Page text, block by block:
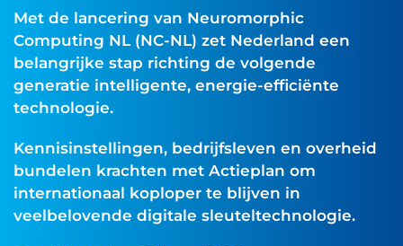
Met de lancering van Neuromorphic
Computing NL (NC-NL) zet Nederland een
belangrijke stap richting de volgende
generatie intelligente, energie-efficiënte
technologie.
Kennisinstellingen, bedrijfsleven en overheid
bundelen krachten met Actieplan om
internationaal koploper te blijven in
veelbelovende digitale sleuteltechnologie.